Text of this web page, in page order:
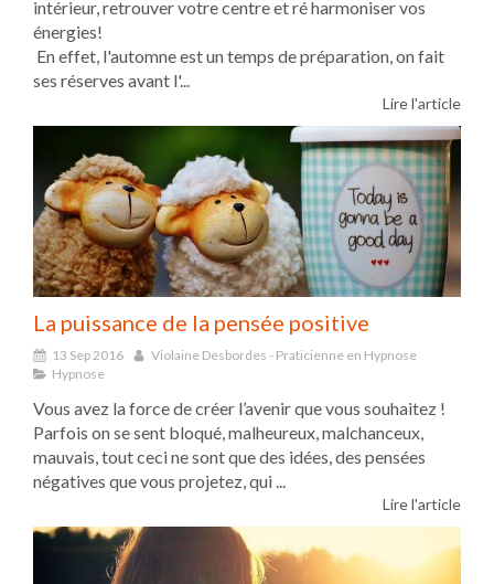
intérieur, retrouver votre centre et ré harmoniser vos
énergies!
En effet, l'automne est un temps de préparation, on fait
ses réserves avant l'...
Lire l'article
La puissance de la pensée positive
13 Sep 2016
Violaine Desbordes - Praticienne en Hypnose
Hypnose
Vous avez la force de créer l’avenir que vous souhaitez !
Parfois on se sent bloqué, malheureux, malchanceux,
mauvais, tout ceci ne sont que des idées, des pensées
négatives que vous projetez, qui ...
Lire l'article